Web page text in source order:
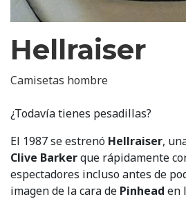
Hellraiser
Camisetas hombre
¿Todavía tienes pesadillas?
El 1987 se estrenó Hellraiser,
Clive Barkerque rápidamente
espectadores incluso antes de
imagen de la cara de Pinhead en